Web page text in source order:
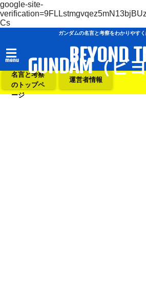
google-site-
Cs
ガンダムの名言と考察をわかりやす
menu BEYOND
GUNDAM（ビ
ガンダムの
名言と考察
のトップペ
ージ
運営者情報